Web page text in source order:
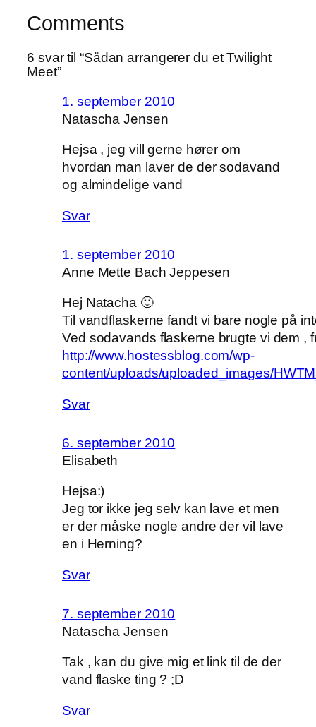
Comments
6 svar til “Sådan arrangerer du et Twilight
Meet”
1. september 2010
Natascha Jensen
Hejsa , jeg vill gerne hører om
hvordan man laver de der sodavand
og almindelige vand
Svar
1. september 2010
Anne Mette Bach Jeppesen
Hej Natacha 🙂
Til vandflaskerne fandt vi bare nogle på
Ved sodavands flaskerne brugte vi dem ,
http://www.hostessblog.com/wp-
content/uploads/uploaded_images/
Svar
6. september 2010
Elisabeth
Hejsa:)
Jeg tor ikke jeg selv kan lave et men
er der måske nogle andre der vil lave
en i Herning?
Svar
7. september 2010
Natascha Jensen
Tak , kan du give mig et link til de der
vand flaske ting ? ;D
Svar